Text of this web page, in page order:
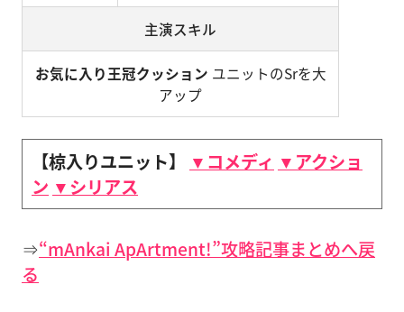
主演スキル
お気に入り王冠クッション ユニットのSrを大
アップ
【椋入りユニット】 ▼コメディ ▼アクショ
ン ▼シリアス
⇒“mAnkai ApArtment!”攻略記事まとめへ戻
る